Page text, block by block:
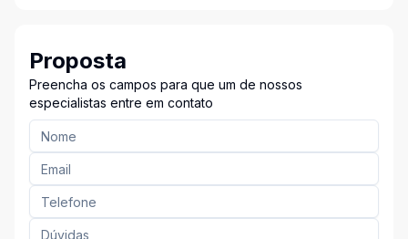
Proposta
Preencha os campos para que um de nossos
especialistas entre em contato